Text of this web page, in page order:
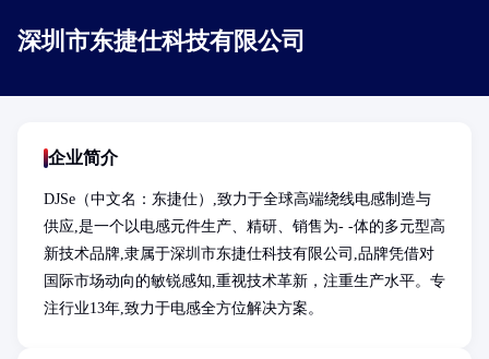
深圳市东捷仕科技有限公司
企业简介
DJSe（中文名：东捷仕）,致力于全球高端绕线电感制造与
供应,是一个以电感元件生产、精研、销售为- -体的多元型高
新技术品牌,隶属于深圳市东捷仕科技有限公司,品牌凭借对
国际市场动向的敏锐感知,重视技术革新，注重生产水平。专
注行业13年,致力于电感全方位解决方案。